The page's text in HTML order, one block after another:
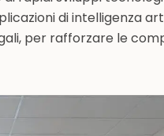
di intelligenza
per rafforzare le